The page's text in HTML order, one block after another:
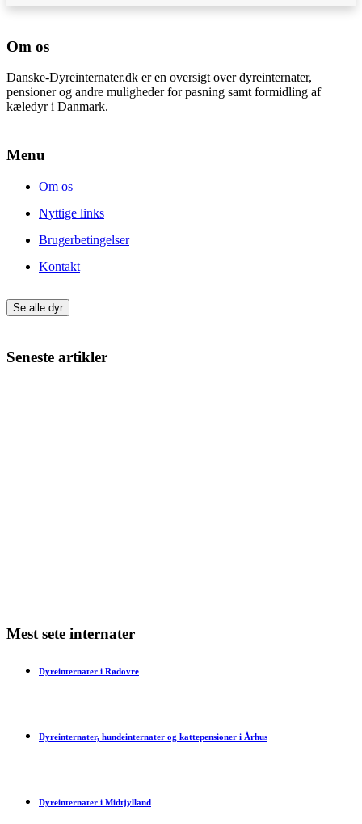
Om os
Danske-Dyreinternater.dk er en oversigt over dyreinternater,
pensioner og andre muligheder for pasning samt formidling af
kæledyr i Danmark.
Menu
Om os
Nyttige links
Brugerbetingelser
Kontakt
Se alle dyr
Seneste artikler
Mest sete internater
Dyreinternater i Rødovre
Dyreinternater, hundeinternater og kattepensioner i Århus
Dyreinternater i Midtjylland